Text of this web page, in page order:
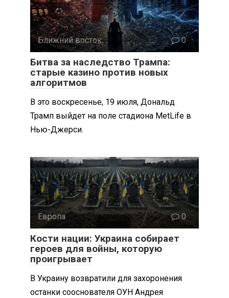
Ближний восток 0
Битва за наследство Трампа:
старые казино против новых
алгоритмов
В это воскресенье, 19 июля, Дональд
Трамп выйдет на поле стадиона MetLife в
Нью-Джерси.
Европа 0
Кости нации: Украина собирает
героев для войны, которую
проигрывает
В Украину возвратили для захоронения
останки сооснователя ОУН Андрея